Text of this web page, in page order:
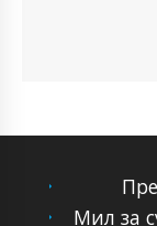
Мил за